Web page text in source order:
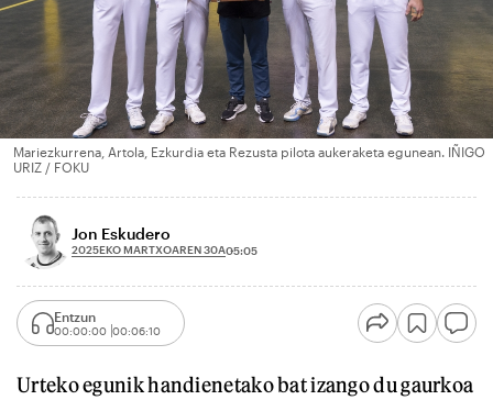
Mariezkurrena, Artola, Ezkurdia eta Rezusta pilota aukeraketa egunean. IÑIGO
URIZ / FOKU
Jon Eskudero
2025EKO MARTXOAREN 30A05:05
Entzun
00:00:00 00:06:10
Urteko egunik handienetako bat izango du gaurkoa